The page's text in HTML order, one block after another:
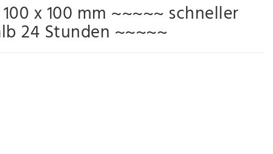
x 100 mm ~~~~~ schneller
24 Stunden ~~~~~